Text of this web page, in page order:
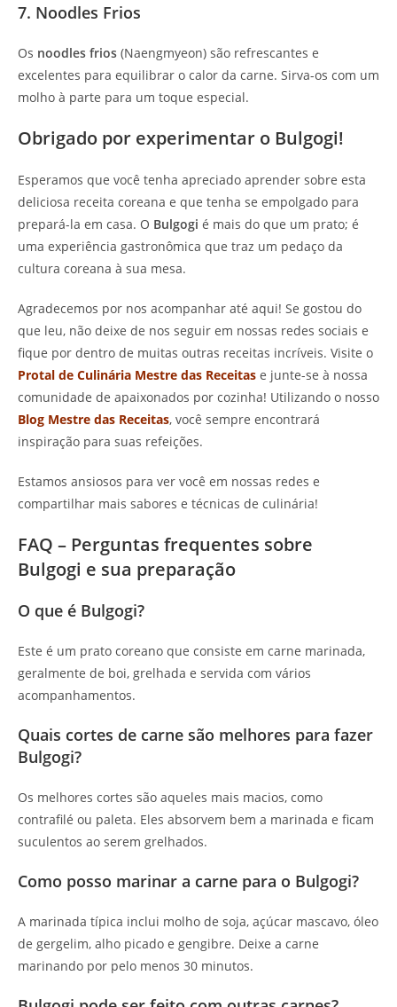
7. Noodles Frios
Os noodles frios (Naengmyeon) são refrescantes e
excelentes para equilibrar o calor da carne. Sirva-os com um
molho à parte para um toque especial.
Obrigado por experimentar o Bulgogi!
Esperamos que você tenha apreciado aprender sobre esta
deliciosa receita coreana e que tenha se empolgado para
prepará-la em casa. O Bulgogi é mais do que um prato; é
uma experiência gastronômica que traz um pedaço da
cultura coreana à sua mesa.
Agradecemos por nos acompanhar até aqui! Se gostou do
que leu, não deixe de nos seguir em nossas redes sociais e
fique por dentro de muitas outras receitas incríveis. Visite o
Protal de Culinária Mestre das Receitas e junte-se à nossa
comunidade de apaixonados por cozinha! Utilizando o nosso
Blog Mestre das Receitas, você sempre encontrará
inspiração para suas refeições.
Estamos ansiosos para ver você em nossas redes e
compartilhar mais sabores e técnicas de culinária!
FAQ – Perguntas frequentes sobre
Bulgogi e sua preparação
O que é Bulgogi?
Este é um prato coreano que consiste em carne marinada,
geralmente de boi, grelhada e servida com vários
acompanhamentos.
Quais cortes de carne são melhores para fazer
Bulgogi?
Os melhores cortes são aqueles mais macios, como
contrafilé ou paleta. Eles absorvem bem a marinada e ficam
suculentos ao serem grelhados.
Como posso marinar a carne para o Bulgogi?
A marinada típica inclui molho de soja, açúcar mascavo, óleo
de gergelim, alho picado e gengibre. Deixe a carne
marinando por pelo menos 30 minutos.